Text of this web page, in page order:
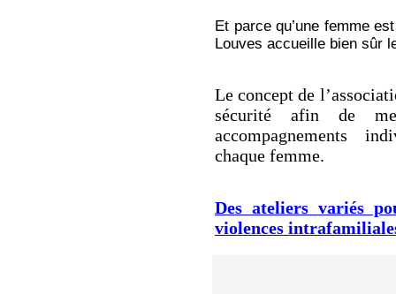
Et parce qu’une femme
Louves accueille bien sûr
Le concept de
sécurité afin de
accompagnements
chaque femme.
Des ateliers variés
violences